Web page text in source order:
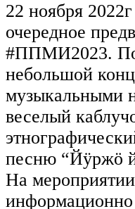
22 ноября
очередное
#ППМИ2023.
небольшой
музыкальными
веселый
песню “Йӱржӧ
На